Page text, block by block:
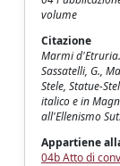
volume
Citazione
Marmi
Sassatelli, G.,
Stele, Statue-
italico e in
all'Ellenismo
Appartiene
04b Atto di